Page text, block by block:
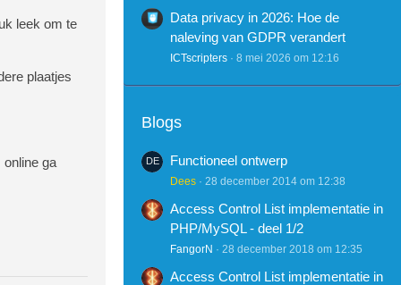
leek om te
plaatjes
online ga
Data privacy in 2026: Hoe de
naleving van GDPR verandert
ICTscripters 8 mei 2026 om 12:16
Blogs
Functioneel ontwerp
Dees 28 december 2014 om 12:38
Access Control List implementatie in
PHP/MySQL - deel 1/2
FangorN 28 december 2018 om 12:35
Access Control List implementatie in